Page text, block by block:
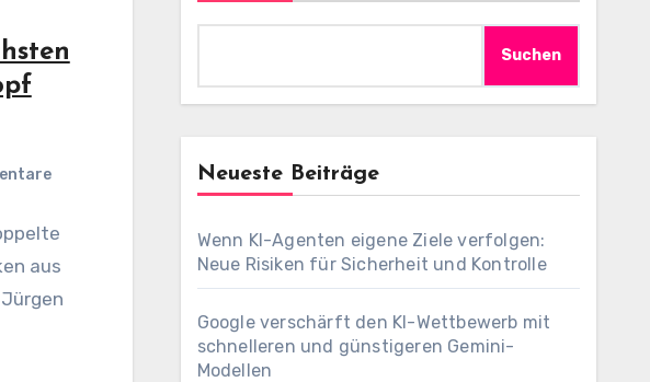
aus
Suchen
Neueste Beiträge
Wenn KI-Agenten eigene Ziele verfolgen:
Neue Risiken für Sicherheit und Kontrolle
Google verschärft den KI-Wettbewerb mit
schnelleren und günstigeren Gemini-
Modellen